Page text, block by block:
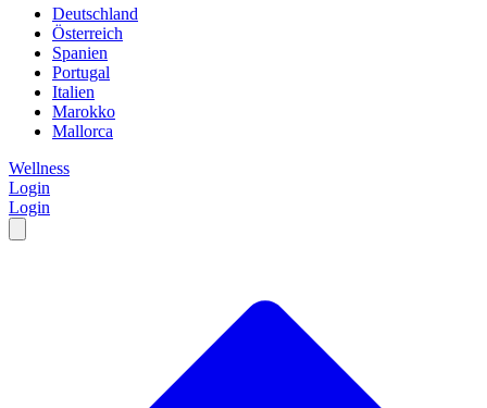
Deutschland
Österreich
Spanien
Portugal
Italien
Marokko
Mallorca
Wellness
Login
Login